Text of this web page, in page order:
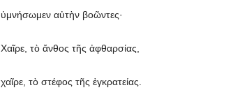
ὑμνήσωμεν αὐτὴν βοῶντες·
Χαῖρε, τὸ ἄνθος τῆς ἀφθαρσίας,
χαῖρε, τὸ στέφος τῆς ἐγκρατείας.